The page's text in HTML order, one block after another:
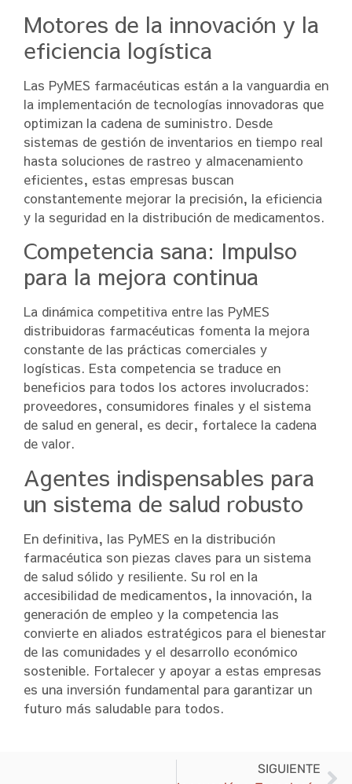
Motores de la innovación y la
eficiencia logística
Las PyMES farmacéuticas están a la vanguardia en
la implementación de tecnologías innovadoras que
optimizan la cadena de suministro. Desde
sistemas de gestión de inventarios en tiempo real
hasta soluciones de rastreo y almacenamiento
eficientes, estas empresas buscan
constantemente mejorar la precisión, la eficiencia
y la seguridad en la distribución de medicamentos.
Competencia sana: Impulso
para la mejora continua
La dinámica competitiva entre las PyMES
distribuidoras farmacéuticas fomenta la mejora
constante de las prácticas comerciales y
logísticas. Esta competencia se traduce en
beneficios para todos los actores involucrados:
proveedores, consumidores finales y el sistema
de salud en general, es decir, fortalece la cadena
de valor.
Agentes indispensables para
un sistema de salud robusto
En definitiva, las PyMES en la distribución
farmacéutica son piezas claves para un sistema
de salud sólido y resiliente. Su rol en la
accesibilidad de medicamentos, la innovación, la
generación de empleo y la competencia las
convierte en aliados estratégicos para el bienestar
de las comunidades y el desarrollo económico
sostenible. Fortalecer y apoyar a estas empresas
es una inversión fundamental para garantizar un
futuro más saludable para todos.
SIGUIENTE